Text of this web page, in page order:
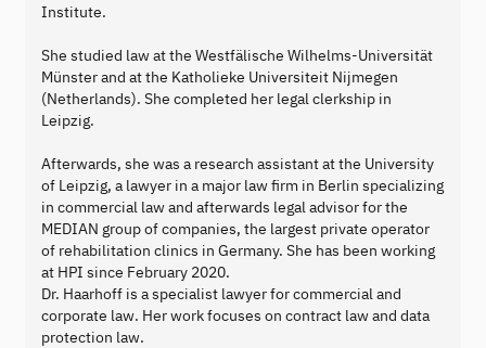
Institute.
She studied law at the Westfälische Wilhelms-Universität
Münster and at the Katholieke Universiteit Nijmegen
(Netherlands). She completed her legal clerkship in
Leipzig.
Afterwards, she was a research assistant at the University
of Leipzig, a lawyer in a major law firm in Berlin specializing
in commercial law and afterwards legal advisor for the
MEDIAN group of companies, the largest private operator
of rehabilitation clinics in Germany. She has been working
at HPI since February 2020.
Dr. Haarhoff is a specialist lawyer for commercial and
corporate law. Her work focuses on contract law and data
protection law.